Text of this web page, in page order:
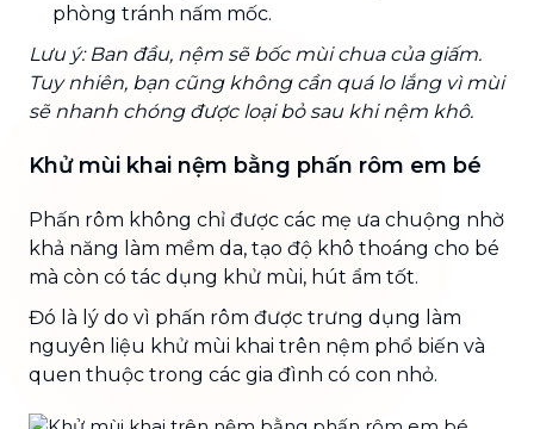
phòng tránh nấm mốc.
Lưu ý: Ban đầu, nệm sẽ bốc mùi chua của giấm.
Tuy nhiên, bạn cũng không cần quá lo lắng vì mùi
sẽ nhanh chóng được loại bỏ sau khi nệm khô.
Khử mùi khai nệm bằng phấn rôm em bé
Phấn rôm không chỉ được các mẹ ưa chuộng nhờ
khả năng làm mềm da, tạo độ khô thoáng cho bé
mà còn có tác dụng khử mùi, hút ẩm tốt.
Đó là lý do vì phấn rôm được trưng dụng làm
nguyên liệu khử mùi khai trên nệm phổ biến và
quen thuộc trong các gia đình có con nhỏ.